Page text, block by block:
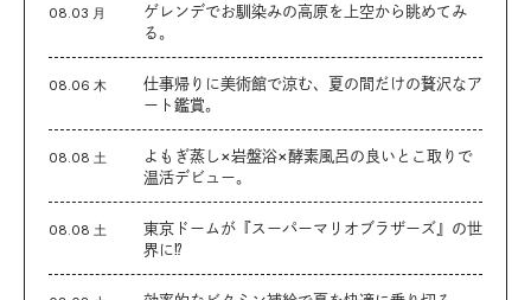
08.03 月
ゲレンデでお馴染みの高原を上空から眺めてみ
る。
08.06 木
仕事帰りに美術館で涼む、夏の間だけの贅沢なア
ート鑑賞。
08.08 土
よもぎ蒸し×岩盤浴×酵素風呂の良いとこ取りで
温活デビュー。
08.08 土
東京ドームが『スーパーマリオブラザーズ』の世
界に⁉︎